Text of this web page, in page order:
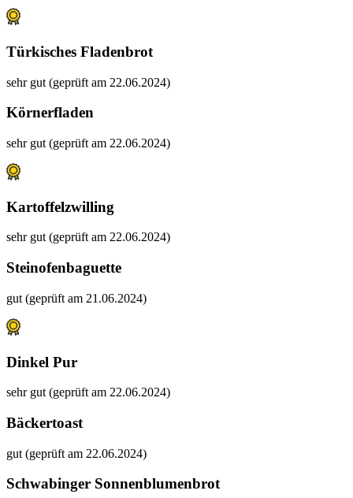
Türkisches Fladenbrot
sehr gut (geprüft am 22.06.2024)
Körnerfladen
sehr gut (geprüft am 22.06.2024)
Kartoffelzwilling
sehr gut (geprüft am 22.06.2024)
Steinofenbaguette
gut (geprüft am 21.06.2024)
Dinkel Pur
sehr gut (geprüft am 22.06.2024)
Bäckertoast
gut (geprüft am 22.06.2024)
Schwabinger Sonnenblumenbrot